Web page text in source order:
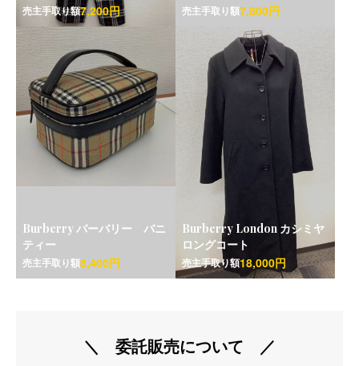
売主手取り額7,200円 売主手取り額7,800円
Burberry バーバリー バニ
ティー
売主手取り額8,400円
Burberry London カシミヤ
ロングコート
売主手取り額18,000円
＼ 委託販売について ／